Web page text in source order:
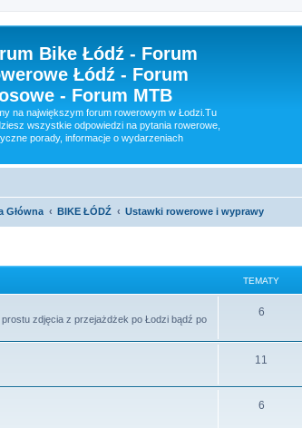
Bike Łódź - Forum
Łódź - Forum
- Forum MTB
na największym forum rowerowym w Łodzi.Tu
wszystkie odpowiedzi na pytania rowerowe,
porady, informacje o wydarzeniach
Główna BIKE ŁÓDŹ Ustawki rowerowe i wyprawy
TEMATY
zdjęcia z przejażdżek po Łodzi bądź po
6
11
6